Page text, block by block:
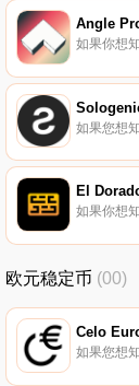
Angle
欧元稳定币 (00)
Celo